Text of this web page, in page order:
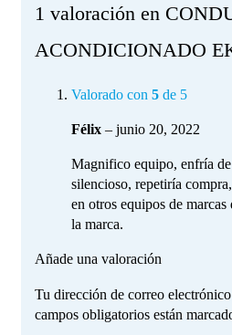
1 valoración en
ACONDICIONADO
Valorado con 5 de 5
Félix – junio 20, 2022
Magnifico equipo, enfría
silencioso, repetiría
en otros equipos de marcas
la marca.
Añade una valoración
Tu dirección de correo
campos obligatorios están